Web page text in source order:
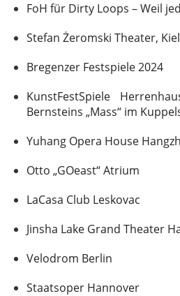
FoH für Dirty Loops – Weil
Stefan Żeromski Theater,
Bregenzer Festspiele 2024
KunstFestSpiele
Bernsteins „Mass“ im
Yuhang Opera House
Otto „GOeast“ Atrium
LaCasa Club Leskovac
Jinsha Lake Grand Theater
Velodrom Berlin
Staatsoper Hannover